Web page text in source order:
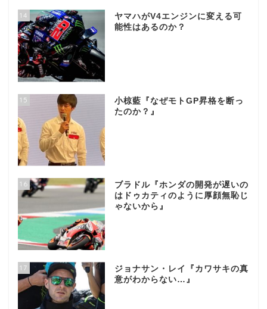
14
ヤマハがV4エンジンに変える可
能性はあるのか？
15
小椋藍『なぜモトGP昇格を断っ
たのか？』
16
ブラドル『ホンダの開発が遅いの
はドゥカティのように厚顔無恥じ
ゃないから』
17
ジョナサン・レイ『カワサキの真
意がわからない…』